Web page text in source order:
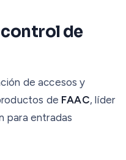
de
de accesos y
de FAAC, líder
para entradas